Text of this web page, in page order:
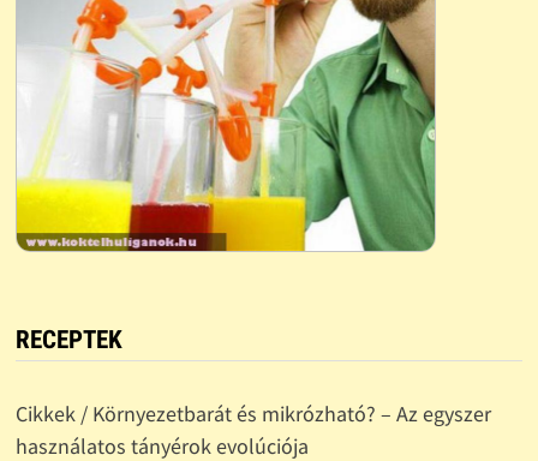
RECEPTEK
Cikkek / Környezetbarát és mikrózható? – Az egyszer
használatos tányérok evolúciója